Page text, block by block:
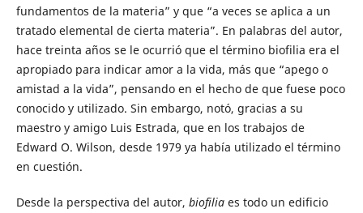
fundamentos de la materia” y que “a veces se aplica a un
tratado elemental de cierta materia”. En palabras del autor,
hace treinta años se le ocurrió que el término biofilia era el
apropiado para indicar amor a la vida, más que “apego o
amistad a la vida”, pensando en el hecho de que fuese poco
conocido y utilizado. Sin embargo, notó, gracias a su
maestro y amigo Luis Estrada, que en los trabajos de
Edward O. Wilson, desde 1979 ya había utilizado el término
en cuestión.
Desde la perspectiva del autor, biofiliaes todo un edificio